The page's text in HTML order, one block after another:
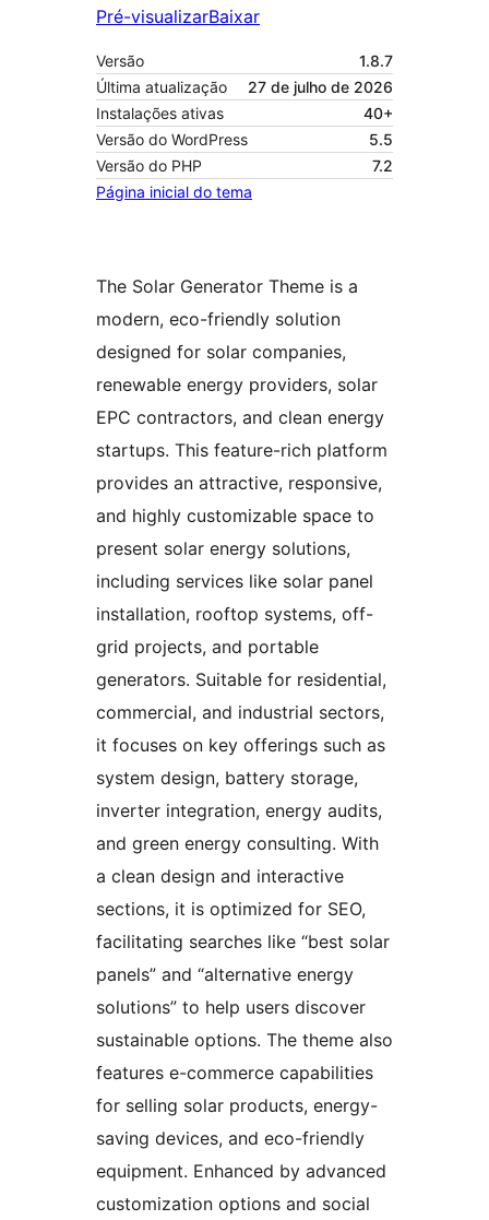
Pré-visualizarBaixar
Versão
1.8.7
Última atualização
27 de julho de 2026
Instalações ativas
40+
Versão do WordPress
5.5
Versão do PHP
7.2
Página inicial do tema
The Solar Generator Theme is a
modern, eco-friendly solution
designed for solar companies,
renewable energy providers, solar
EPC contractors, and clean energy
startups. This feature-rich platform
provides an attractive, responsive,
and highly customizable space to
present solar energy solutions,
including services like solar panel
installation, rooftop systems, off-
grid projects, and portable
generators. Suitable for residential,
commercial, and industrial sectors,
it focuses on key offerings such as
system design, battery storage,
inverter integration, energy audits,
and green energy consulting. With
a clean design and interactive
sections, it is optimized for SEO,
facilitating searches like “best solar
panels” and “alternative energy
solutions” to help users discover
sustainable options. The theme also
features e-commerce capabilities
for selling solar products, energy-
saving devices, and eco-friendly
equipment. Enhanced by advanced
customization options and social